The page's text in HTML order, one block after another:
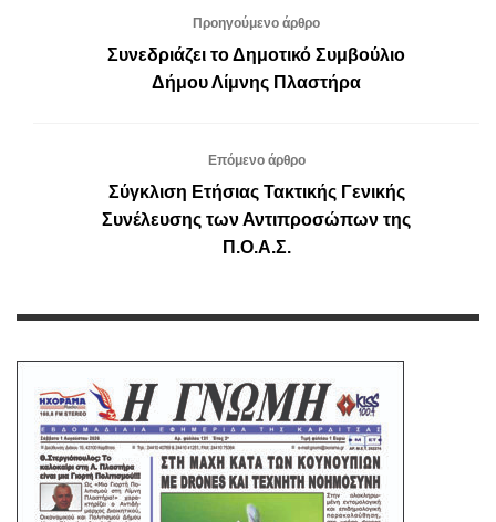
Προηγούμενο άρθρο
Συνεδριάζει το Δημοτικό Συμβούλιο
Δήμου Λίμνης Πλαστήρα
Επόμενο άρθρο
Σύγκλιση Ετήσιας Τακτικής Γενικής
Συνέλευσης των Αντιπροσώπων της
Π.Ο.Α.Σ.